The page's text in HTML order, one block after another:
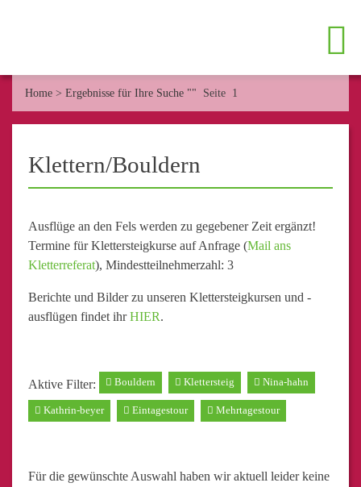
Home > Ergebnisse für Ihre Suche "" Seite 1
Klettern/Bouldern
Ausflüge an den Fels werden zu gegebener Zeit ergänzt!
Termine für Klettersteigkurse auf Anfrage (Mail ans
Kletterreferat), Mindestteilnehmerzahl: 3
Berichte und Bilder zu unseren Klettersteigkursen und -
ausflügen findet ihrHIER.
Aktive Filter: Bouldern Klettersteig Nina-hahn
Kathrin-beyer Eintagestour Mehrtagestour
Für die gewünschte Auswahl haben wir aktuell leider keine